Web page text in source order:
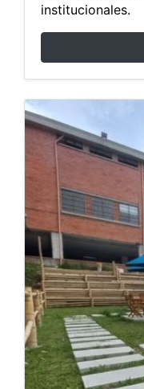
institucionales.